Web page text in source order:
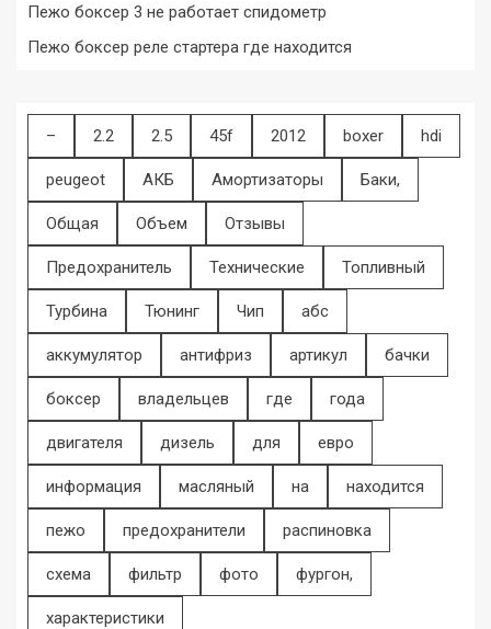
Пежо боксер 3 не работает спидометр
Пежо боксер реле стартера где находится
– 2.2 2.5 45f 2012 boxer hdi
peugeot АКБ Амортизаторы Баки,
Общая Объем Отзывы
Предохранитель Технические Топливный
Турбина Тюнинг Чип абс
аккумулятор антифриз артикул бачки
боксер владельцев где года
двигателя дизель для евро
информация масляный на находится
пежо предохранители распиновка
схема фильтр фото фургон,
характеристики